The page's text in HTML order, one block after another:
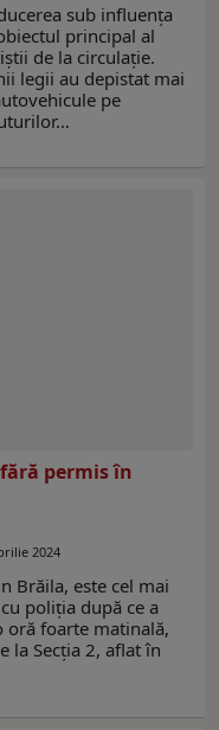
sub influența
principal al
de la circulație.
legii au depistat mai
pe
permis în
2024
Brăila, este cel mai
poliţia după ce a
oră foarte matinală,
la Secţia 2, aflat în